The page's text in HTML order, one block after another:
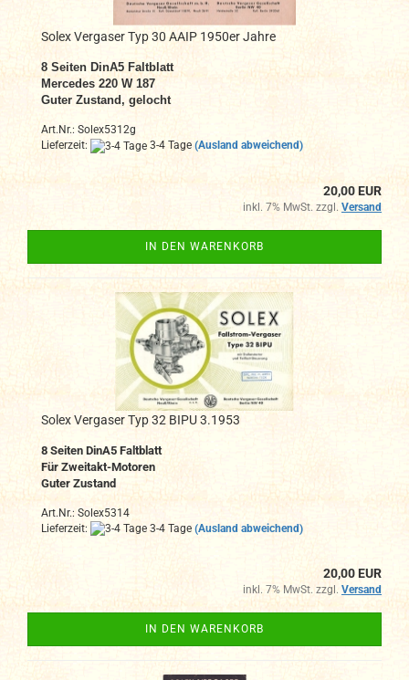
Solex Vergaser Typ 30 AAIP 1950er Jahre
8 Seiten DinA5 Faltblatt
Mercedes 220 W 187
Guter Zustand , gelocht
Art.Nr.: Solex5312g
Lieferzeit:
3-4 Tage (Ausland abweichend)
20,00 EUR
inkl. 7% MwSt. zzgl. Versand
IN DEN WARENKORB
Solex Vergaser Typ 32 BIPU 3.1953
8 Seiten DinA5 Faltblatt
Für Zweitakt-Motoren
Guter Zustand
Art.Nr.: Solex5314
Lieferzeit:
3-4 Tage (Ausland abweichend)
20,00 EUR
inkl. 7% MwSt. zzgl. Versand
IN DEN WARENKORB